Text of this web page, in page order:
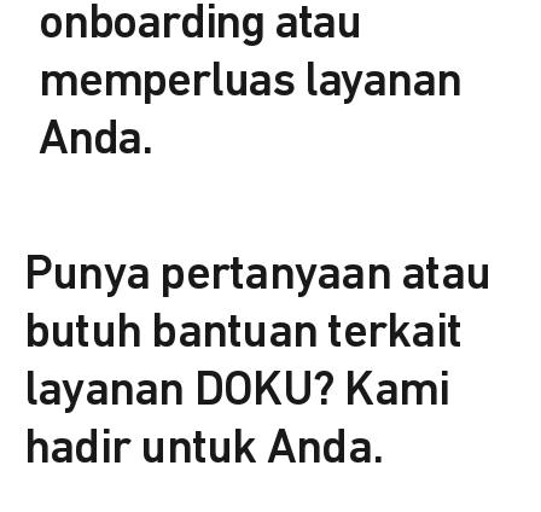
onboarding atau
memperluas layanan
Anda.
Punya pertanyaan atau
butuh bantuan terkait
layanan DOKU? Kami
hadir untuk Anda.